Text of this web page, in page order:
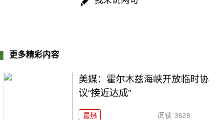
更多精彩内容
美媒：霍尔木兹海峡开放临时协
议“接近达成”
最热 阅读 3628